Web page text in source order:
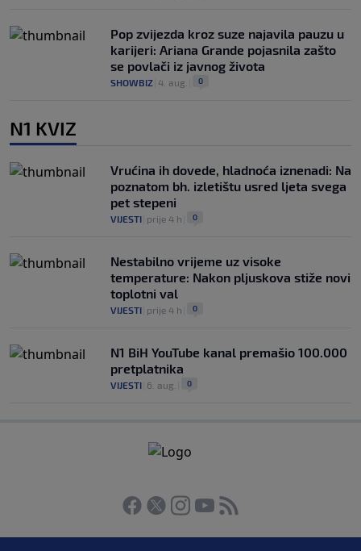
Pop zvijezda kroz suze najavila pauzu u
karijeri: Ariana Grande pojasnila zašto
se povlači iz javnog života
SHOWBIZ 4. aug. 0
N1 KVIZ
Vrućina ih dovede, hladnoća iznenadi: Na
poznatom bh. izletištu usred ljeta svega
pet stepeni
VIJESTI prije 4 h 0
Nestabilno vrijeme uz visoke
temperature: Nakon pljuskova stiže novi
toplotni val
VIJESTI prije 4 h 0
N1 BiH YouTube kanal premašio 100.000
pretplatnika
VIJESTI 6. aug. 0